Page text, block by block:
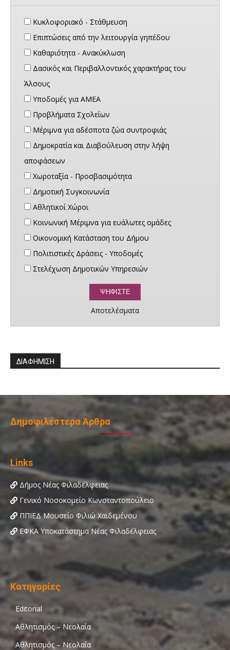
Κυκλοφοριακό - Στάθμευση
Επιπτώσεις από την λειτουργία γηπέδου
Καθαριότητα - Ανακύκλωση
Δασικός και Περιβαλλοντικός χαρακτήρας του
Άλσους
Υποδομές για ΑΜΕΑ
Προβλήματα Σχολείων
Μέριμνα για αδέσποτα ζώα συντροφιάς
Δημοκρατία και Διαβούλευση στην λήψη
αποφάσεων
Χωροταξία - Προσβασιμότητα
Δημοτική Συγκοινωνία
Αθλητικοί Χώροι
Κοινωνική Μέριμνα για ευάλωτες ομάδες
Οικονομική Κατάσταση του Δήμου
Πολιτιστικές Δράσεις - Υποδομές
Στελέχωση Δημοτικών Υπηρεσιών
Αποτελέσματα
ΔΙΑΦΗΜΙΣΗ
Δημοφιλέστερα Άρθρα
Links
Δήμος Νέας Φιλαδέλφειας
Γενικό Νοσοκομείο Κωνσταντοπούλειο
ΠΠΙΕΔ Μουσείο Φιλιώ Χαϊδεμένου
ΕΦΚΑ Υποκατάστημα Νέας Φιλαδέλφειας
Κατηγορίες
Editorial
Αθλητισμός – Νεολαία
Αθλητισμός – Νεολαία